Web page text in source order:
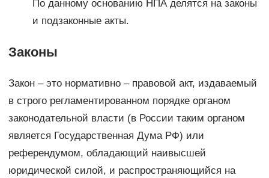
По данному основанию НПА делятся на законы
и подзаконные акты.
Законы
Закон – это нормативно – правовой акт, издаваемый
в строго регламентированном порядке органом
законодательной власти (в России таким органом
является Государственная Дума РФ) или
референдумом, обладающий наивысшей
юридической силой, и распространяющийся на